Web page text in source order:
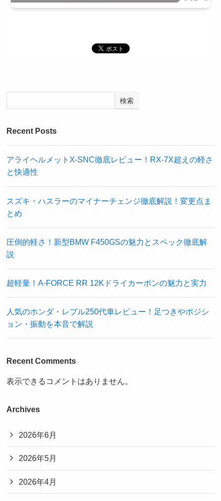
検索
Recent Posts
アライヘルメットX-SNC徹底レビュー！RX-7X超えの軽さ
と快適性
スズキ・ハスラーのマイナーチェンジ徹底解説！変更点ま
とめ
圧倒的軽さ！新型BMW F450GSの魅力とスペック徹底解
説
超軽量！A-FORCE RR 12Kドライカーボンの魅力と実力
人気のホンダ・レブル250代車レビュー！足つきやポジシ
ョン・振動を本音で解説
Recent Comments
表示できるコメントはありません。
Archives
2026年6月
2026年5月
2026年4月